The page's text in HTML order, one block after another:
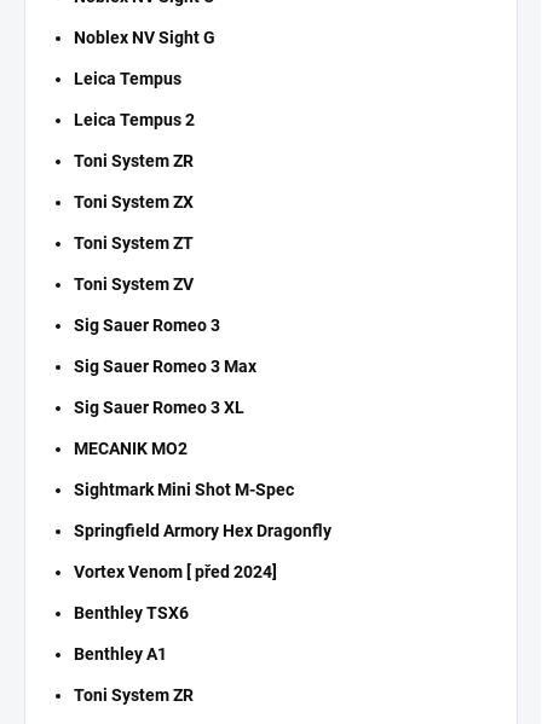
Noblex NV Sight G
Leica Tempus
Leica Tempus 2
Toni System ZR
Toni System ZX
Toni System ZT
Toni System ZV
Sig Sauer Romeo 3
Sig Sauer Romeo 3 Max
Sig Sauer Romeo 3 XL
MECANIK MO2
Sightmark Mini Shot M-Spec
Springfield Armory Hex Dragonfly
Vortex Venom [ před 2024]
Benthley TSX6
Benthley A1
Toni System ZR